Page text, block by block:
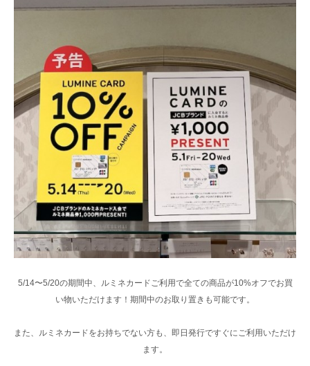
5/14〜5/20の期間中、ルミネカードご利用で全ての商品が10%オフでお買
い物いただけます！期間中のお取り置きも可能です。
また、ルミネカードをお持ちでない方も、即日発行ですぐにご利用いただけ
ます。